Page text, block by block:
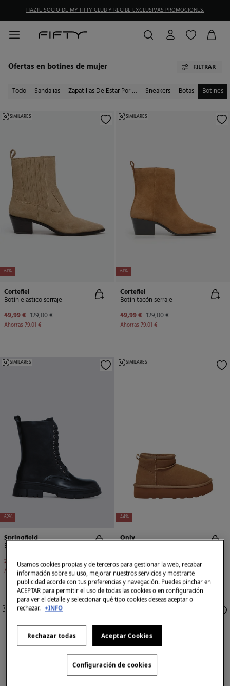
HAZTE SOCIO DE MY FIFTY CLUB Y RECIBE EXCLUSIVAS PROMOCIONES.
Ofertas en botines de mujer FILTRAR
Todo Sandalias Zapatillas De Estar Por Casa Sneakers Botas Botines
-61%
SIMILARES
Cortefiel
Botín elastico serraje
49,99 € 129,00 €
Ahorras 79,01 €
-61%
SIMILARES
Cortefiel
Botín tacón serraje
49,99 € 129,00 €
Ahorras 79,01 €
-62%
SIMILARES
Springfield
Botines militares cordones
22,99 € 59,99 €
Ahorras37,00 €
-44%
SIMILARES
Only
30,99 € 54,99 €
Ahorras24,00 €
SIMILARES
Usamos cookies propias y de terceros para gestionar la web, recabar
información sobre su uso, mejorar nuestros servicios y mostrarte
publicidad acorde con tus preferencias y navegación. Puedes pinchar en
ACEPTAR para permitir el uso de todas las cookies o en configuración
para ver el detalle y seleccionar qué tipo cookies deseas aceptar o
rechazar. +INFO
Rechazar todas Aceptar Cookies
Configuración de cookies